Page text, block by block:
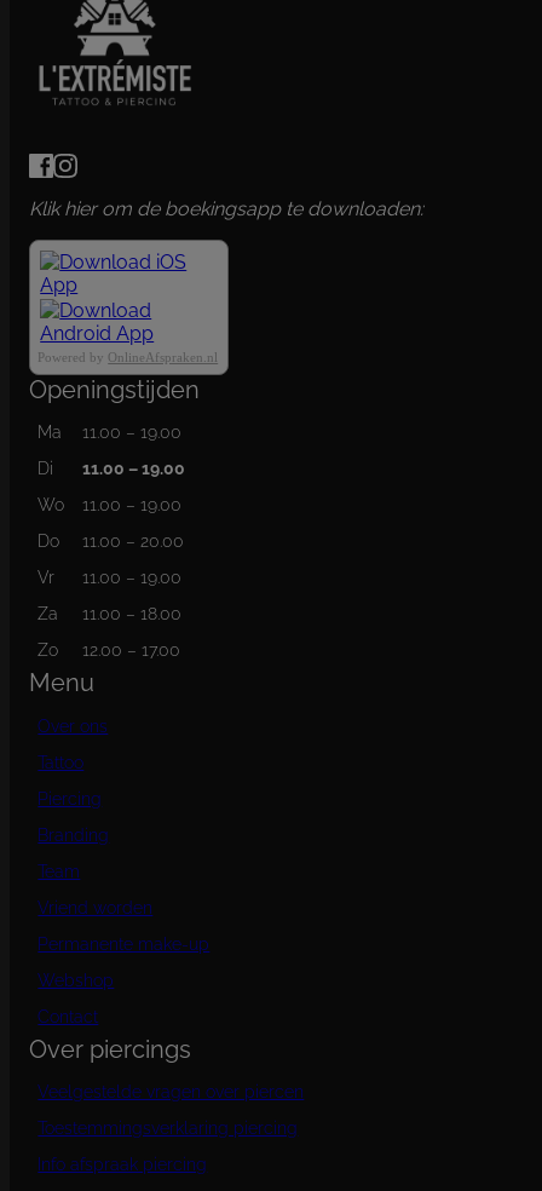
Klik hier om de boekingsapp te downloaden:
Powered by OnlineAfspraken.nl
Openingstijden
Ma
11.00 – 19.00
Di
11.00 – 19.00
Wo
11.00 – 19.00
Do
11.00 – 20.00
Vr
11.00 – 19.00
Za
11.00 – 18.00
Zo
12.00 – 17.00
Menu
Over ons
Tattoo
Piercing
Branding
Team
Vriend worden
Permanente make-up
Webshop
Contact
Over piercings
Veelgestelde vragen over piercen
Toestemmingsverklaring piercing
Info afspraak piercing